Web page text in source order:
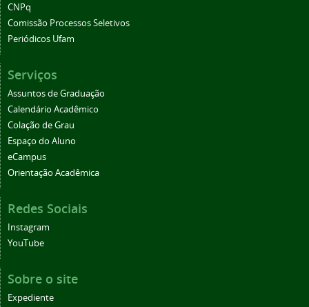
CNPq
Comissão Processos Seletivos
Periódicos Ufam
Serviços
Assuntos de Graduação
Calendário Acadêmico
Colação de Grau
Espaço do Aluno
eCampus
Orientação Acadêmica
Redes Sociais
Instagram
YouTube
Sobre o site
Expediente